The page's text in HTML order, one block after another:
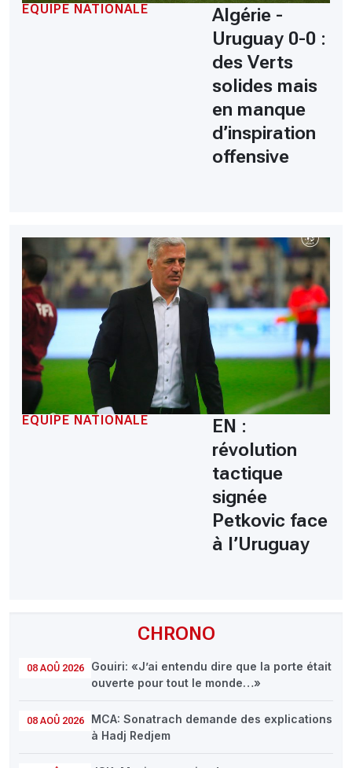
CHRONO
08 AOÛ 2026
Gouiri: «J’ai entendu dire que la porte était
ouverte pour tout le monde…»
08 AOÛ 2026
MCA: Sonatrach demande des explications
à Hadj Redjem
EQUIPE NATIONALE
Algérie -
Uruguay 0-0 :
des Verts
solides mais
en manque
d’inspiration
offensive
EQUIPE NATIONALE
EN :
révolution
tactique
signée
Petkovic face
à l’Uruguay